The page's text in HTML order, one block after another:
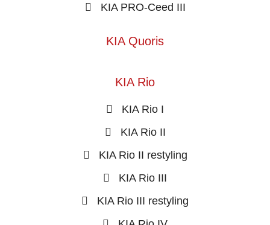
KIA PRO-Ceed III
KIA Quoris
KIA Rio
KIA Rio I
KIA Rio II
KIA Rio II restyling
KIA Rio III
KIA Rio III restyling